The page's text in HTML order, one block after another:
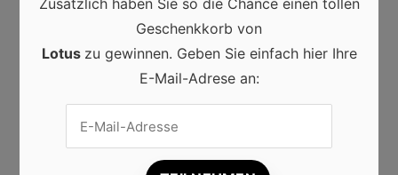
AUBERGINERÖLLCHEN CANAPES
GEFÜLLTE TEIGTASCHEN
HÄPPCHEN KÄSE KÄSEPLATTE
Zusätzlich haben Sie so die Chance einen tollen
Geschenkkorb von
Lotus zu gewinnen. Geben Sie einfach hier Ihre
E-Mail-Adrese an: